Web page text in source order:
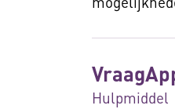
Hulpmiddel